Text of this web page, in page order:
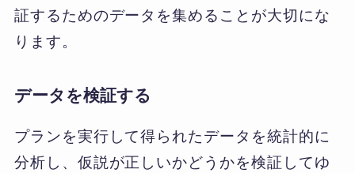
証するためのデータを集めることが大切にな
ります。
データを検証する
プランを実行して得られたデータを統計的に
分析し、仮説が正しいかどうかを検証してゆ